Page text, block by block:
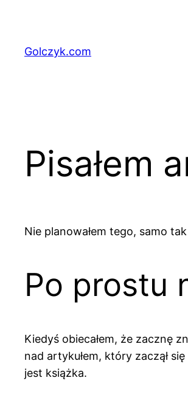
treściGolczyk.com
Pisałem
Nie planowałem tego, samo
Po prostu
Kiedyś obiecałem, że zacznę
nad artykułem, który zaczął
jest książka.